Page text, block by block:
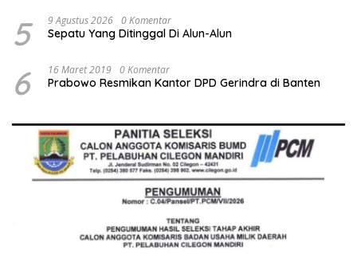
5 9 Agustus 2026 0 Komentar
Sepatu Yang Ditinggal Di Alun-Alun
6 16 Maret 2019 0 Komentar
Prabowo Resmikan Kantor DPD Gerindra di Banten